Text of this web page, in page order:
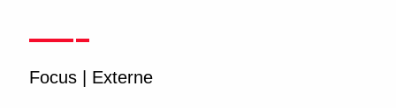
Focus Externe